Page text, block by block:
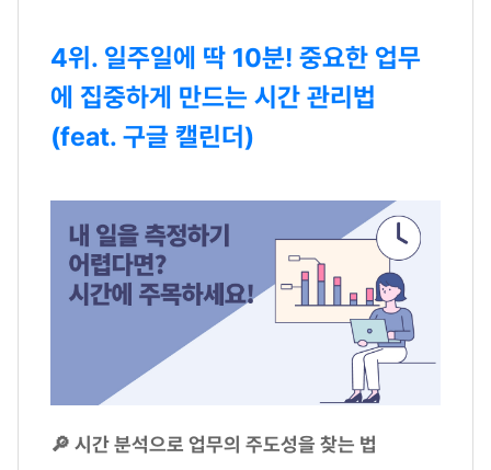
4위. 일주일에 딱 10분! 중요한 업무
에 집중하게 만드는 시간 관리법
(feat. 구글 캘린더)
🔎 시간 분석으로 업무의 주도성을 찾는 법